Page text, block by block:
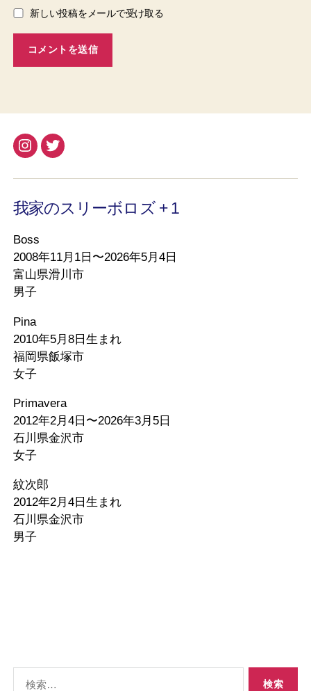
新しい投稿をメールで受け取る
Instagram
Twitter
我家のスリーボロズ + 1
Boss
2008年11月1日〜2026年5月4日
富山県滑川市
男子
Pina
2010年5月8日生まれ
福岡県飯塚市
女子
Primavera
2012年2月4日〜2026年3月5日
石川県金沢市
女子
紋次郎
2012年2月4日生まれ
石川県金沢市
男子